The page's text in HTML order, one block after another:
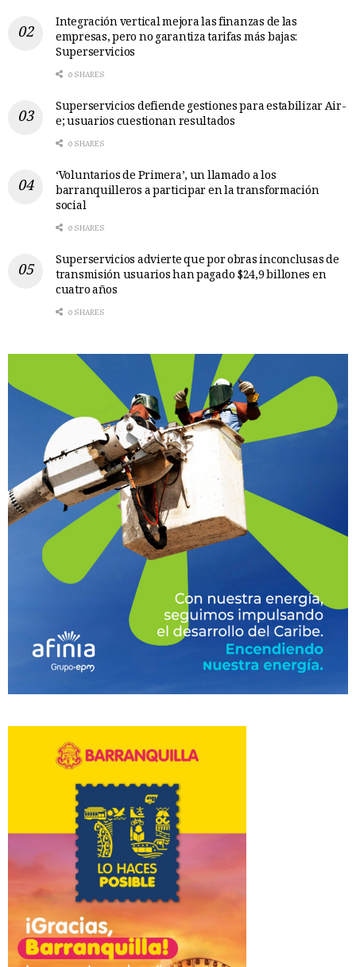
Integración vertical mejora las finanzas de las
empresas, pero no garantiza tarifas más bajas:
Superservicios
0 SHARES
Superservicios defiende gestiones para estabilizar Air-
e; usuarios cuestionan resultados
0 SHARES
‘Voluntarios de Primera’, un llamado a los
barranquilleros a participar en la transformación
social
0 SHARES
Superservicios advierte que por obras inconclusas de
transmisión usuarios han pagado $24,9 billones en
cuatro años
0 SHARES